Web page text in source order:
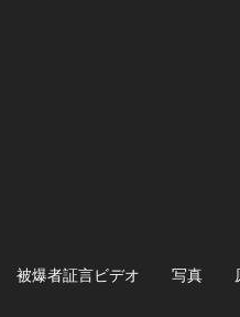
被爆者証言ビデオ 写真